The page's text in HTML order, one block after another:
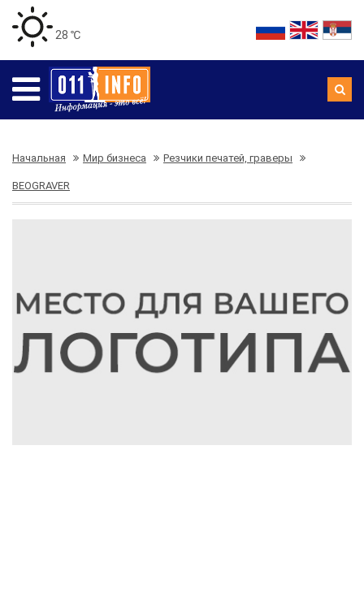
28 ℃
Начальная Мир бизнеса Резчики печатей, граверы
BEOGRAVER